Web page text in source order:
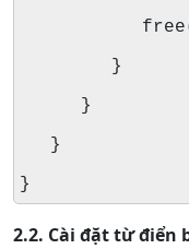
}
}
}
}
2.2. Cài đặt từ điển